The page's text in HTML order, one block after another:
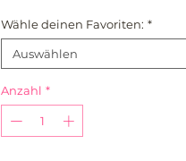
Wähle deinen Favoriten: *
Auswählen
Anzahl *